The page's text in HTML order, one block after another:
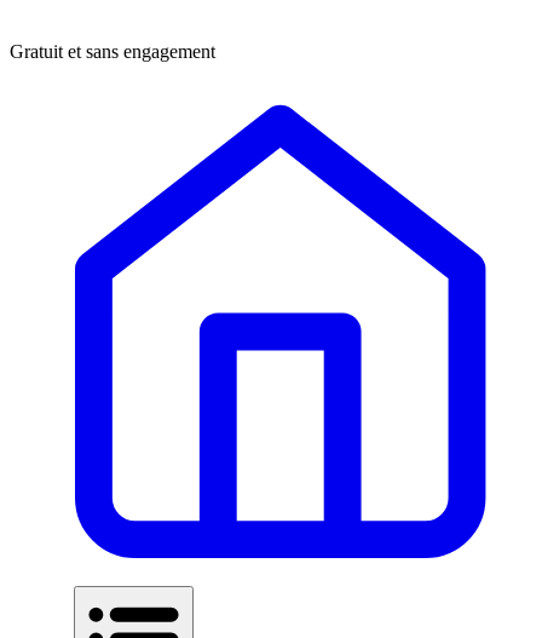
Gratuit et sans engagement